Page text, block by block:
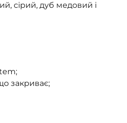
сірий, дуб медовий і
закриває;